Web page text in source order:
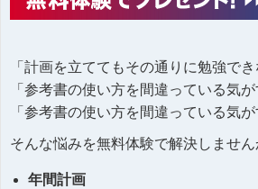
「計画を立ててもその通りに勉強でき
「参考書の使い方を間違っている気が
「参考書の使い方を間違っている気が
そんな悩みを無料体験で解決しません
年間計画